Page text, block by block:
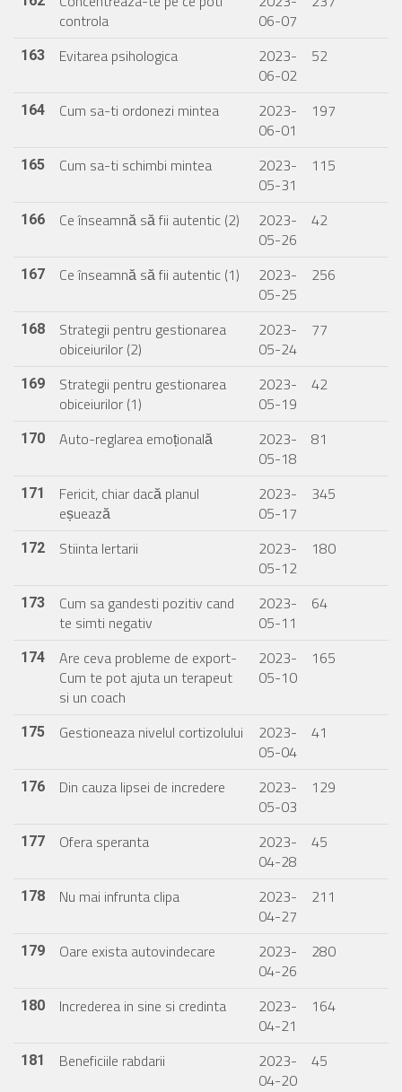
controla
06-07
163 Evitarea psihologica
2023-
06-02
52
164 Cum sa-ti ordonezi mintea
2023-
06-01
197
165 Cum sa-ti schimbi mintea
2023-
05-31
115
166 Ce înseamnă să fii autentic (2)
2023-
05-26
42
167 Ce înseamnă să fii autentic (1)
2023-
05-25
256
168
Strategii pentru gestionarea
obiceiurilor (2)
2023-
05-24
77
169
Strategii pentru gestionarea
obiceiurilor (1)
2023-
05-19
42
170 Auto-reglarea emoțională
2023-
05-18
81
171
Fericit, chiar dacă planul
eșuează
2023-
05-17
345
172 Stiinta Iertarii
2023-
05-12
180
173
Cum sa gandesti pozitiv cand
te simti negativ
2023-
05-11
64
174
Are ceva probleme de export-
Cum te pot ajuta un terapeut
si un coach
2023-
05-10
165
175 Gestioneaza nivelul cortizolului
2023-
05-04
41
176 Din cauza lipsei de incredere
2023-
05-03
129
177 Ofera speranta
2023-
04-28
45
178 Nu mai infrunta clipa
2023-
04-27
211
179 Oare exista autovindecare
2023-
04-26
280
180 Increderea in sine si credinta
2023-
04-21
164
181 Beneficiile rabdarii
2023-
04-20
45